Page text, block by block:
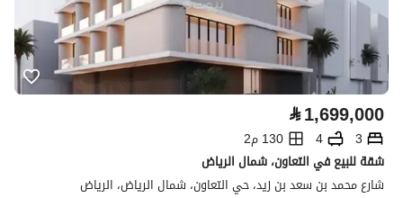
⃁1,699,000
3
4
130 م2
شقة للبيع في التعاون، شمال الرياض
شارع محمد بن سعد بن زيد، حي التعاون، شمال الرياض، الرياض